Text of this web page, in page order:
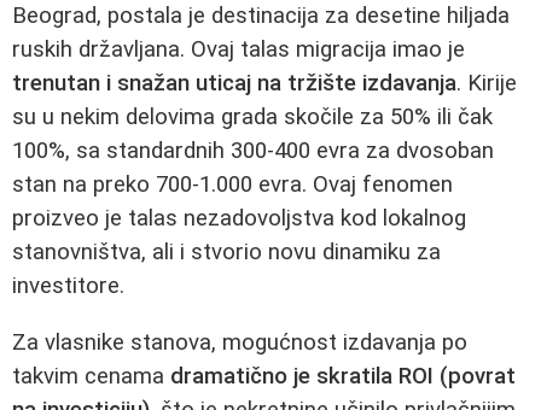
Beograd, postala je destinacija za desetine hiljada
ruskih državljana. Ovaj talas migracija imao je
trenutan i snažan uticaj na tržište izdavanja. Kirije
su u nekim delovima grada skočile za 50% ili čak
100%, sa standardnih 300-400 evra za dvosoban
stan na preko 700-1.000 evra. Ovaj fenomen
proizveo je talas nezadovoljstva kod lokalnog
stanovništva, ali i stvorio novu dinamiku za
investitore.
Za vlasnike stanova, mogućnost izdavanja po
takvim cenama dramatično je skratila ROI (povrat